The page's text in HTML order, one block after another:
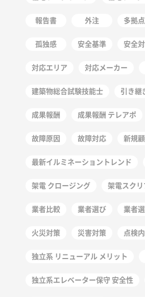
報告書 外注 多拠
孤独感 安全基準 安全
対応エリア 対応メーカー
建築物総合試験技能士 引き継
成果報酬 成果報酬 テレアポ
故障原因 故障対応 新規
最新イルミネーショントレンド
架電 クロージング 架電スクリ
業者比較 業者選び 業者
火災対策 災害対策 点検
独立系 リニューアル メリット
独立系エレベーター保守 安全性